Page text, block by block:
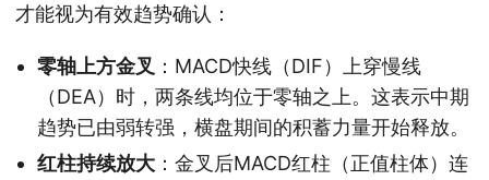
才能视为有效趋势确认：
零轴上方金叉 ：MACD快线（DIF）上穿慢线
（DEA）时，两条线均位于零轴之上。这表示中期
趋势已由弱转强，横盘期间的积蓄力量开始释放。
红柱持续放大 ：金叉后MACD红柱（正值柱体）连